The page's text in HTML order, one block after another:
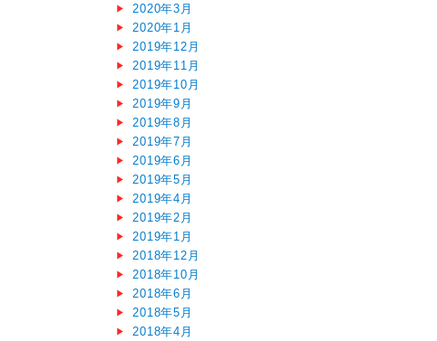
2020年3月
2020年1月
2019年12月
2019年11月
2019年10月
2019年9月
2019年8月
2019年7月
2019年6月
2019年5月
2019年4月
2019年2月
2019年1月
2018年12月
2018年10月
2018年6月
2018年5月
2018年4月